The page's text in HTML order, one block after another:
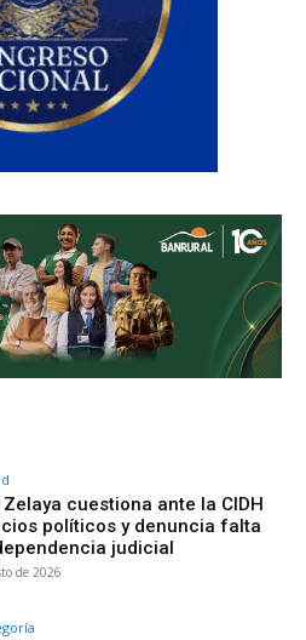
cuestiona ante la CIDH
políticos y denuncia falta
judicial
de 2026